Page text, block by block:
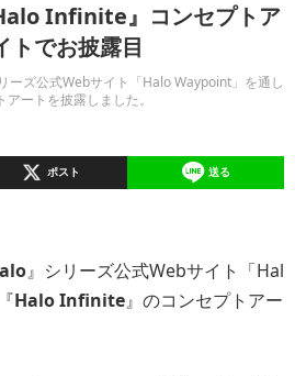
Infinite』コンセプトア
トでお披露目
ズ公式Webサイト「Halo Waypoint」を通し
ートを披露しました。
ポスト 送る
』シリーズ公式Webサイト「Hal
Halo Infinite』のコンセプトアー